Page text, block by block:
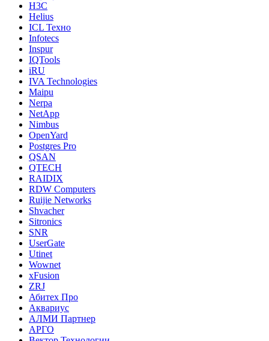
H3C
Helius
ICL Техно
Infotecs
Inspur
IQTools
iRU
IVA Technologies
Maipu
Nerpa
NetApp
Nimbus
OpenYard
Postgres Pro
QSAN
QTECH
RAIDIX
RDW Computers
Ruijie Networks
Shvacher
Sitronics
SNR
UserGate
Utinet
Wownet
xFusion
ZRJ
Абитех Про
Аквариус
АЛМИ Партнер
АРГО